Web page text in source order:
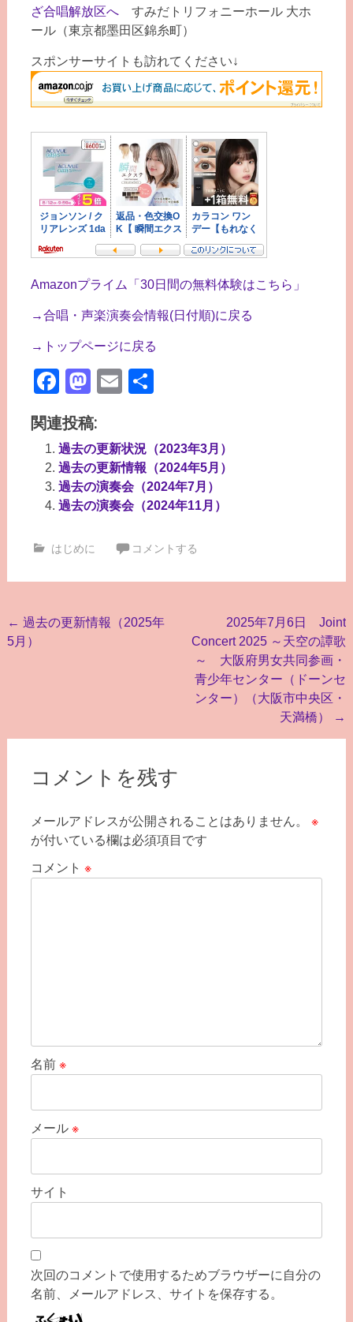
ざ合唱解放区へすみだトリフォニーホール 大ホ
ール（東京都墨田区錦糸町）
スポンサーサイトも訪れてください↓
Amazonプライム「30日間の無料体験はこちら」
→合唱・声楽演奏会情報(日付順)に戻る
→トップページに戻る
Facebook
Mastodon
Email
共
関連投稿:
過去の更新状況（2023年3月）
過去の更新情報（2024年5月）
過去の演奏会（2024年7月）
過去の演奏会（2024年11月）
はじめに コメントする
投
稿
← 過去の更新情報（2025年
5月）
2025年7月6日 Joint
Concert 2025 ～天空の譚歌
～ 大阪府男女共同参画・
青少年センター（ドーンセ
ンター）（大阪市中央区・
天満橋）
→
コメントを残す
メールアドレスが公開されることはありません。
※
が付いている欄は必須項目です
コメント ※
名前 ※
メール ※
サイト
次回のコメントで使用するためブラウザーに自分の
名前、メールアドレス、サイトを保存する。